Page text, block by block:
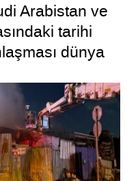
Arabistan ve
tarihi
dünya